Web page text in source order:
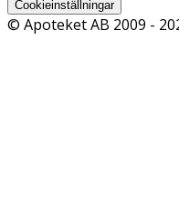
Cookieinställningar
© Apoteket AB 2009 -